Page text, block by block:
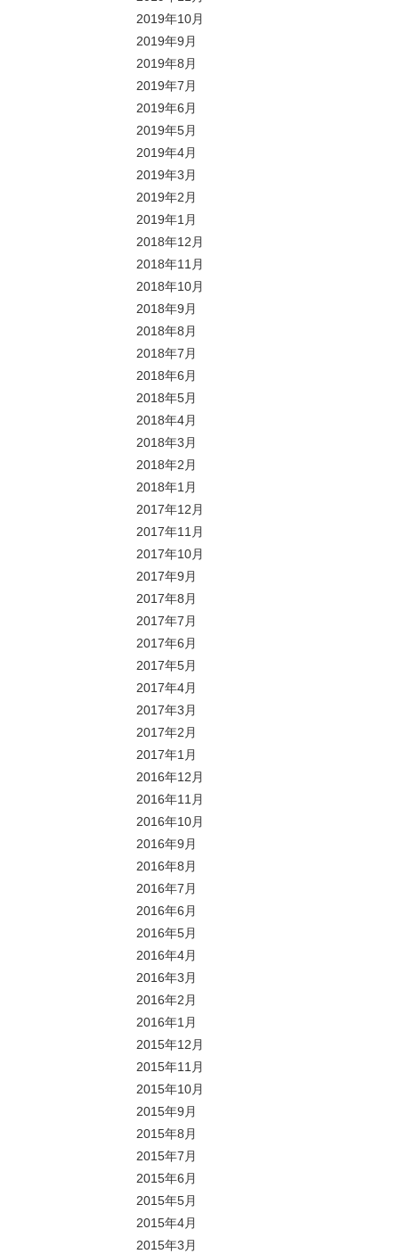
2019年10月
2019年9月
2019年8月
2019年7月
2019年6月
2019年5月
2019年4月
2019年3月
2019年2月
2019年1月
2018年12月
2018年11月
2018年10月
2018年9月
2018年8月
2018年7月
2018年6月
2018年5月
2018年4月
2018年3月
2018年2月
2018年1月
2017年12月
2017年11月
2017年10月
2017年9月
2017年8月
2017年7月
2017年6月
2017年5月
2017年4月
2017年3月
2017年2月
2017年1月
2016年12月
2016年11月
2016年10月
2016年9月
2016年8月
2016年7月
2016年6月
2016年5月
2016年4月
2016年3月
2016年2月
2016年1月
2015年12月
2015年11月
2015年10月
2015年9月
2015年8月
2015年7月
2015年6月
2015年5月
2015年4月
2015年3月